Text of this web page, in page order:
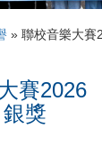
» 聯校音樂大賽
賽2026
獎